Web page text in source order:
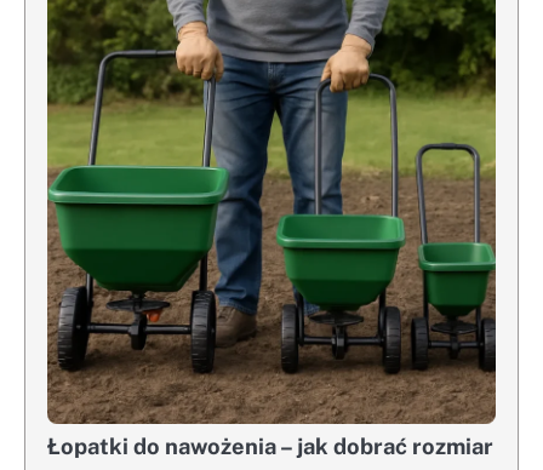
Łopatki do nawożenia – jak dobrać rozmiar